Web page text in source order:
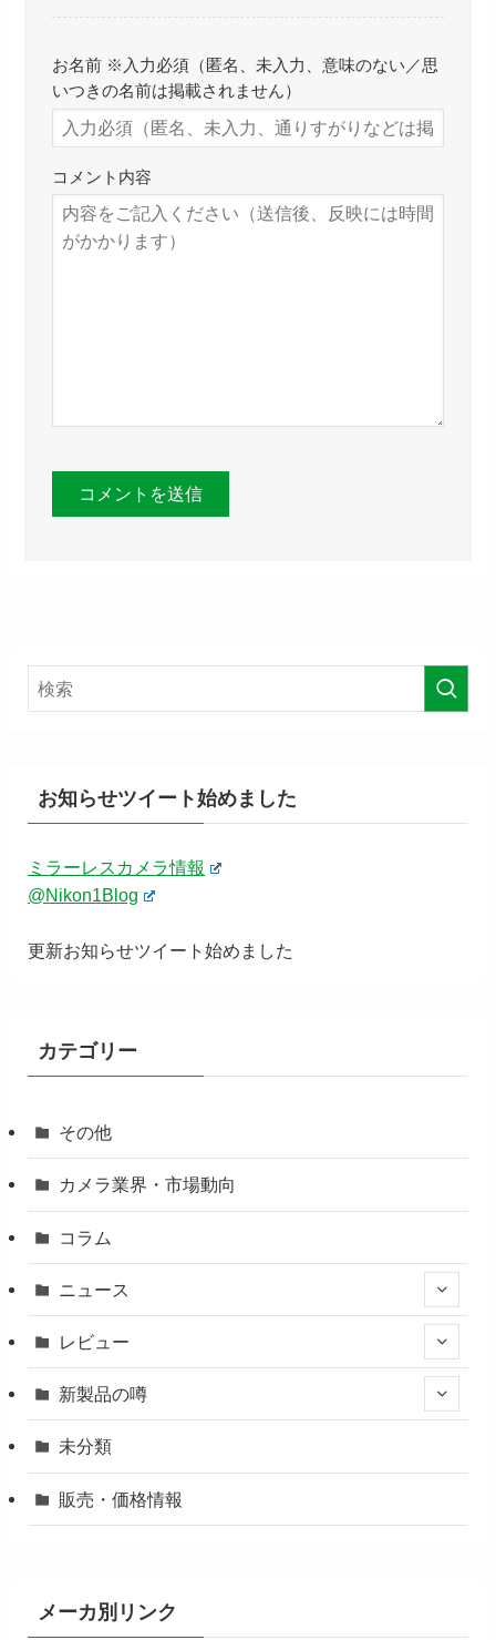
お名前 ※入力必須（匿名、未入力、意味のない／思
いつきの名前は掲載されません）
コメント内容
お知らせツイート始めました
ミラーレスカメラ情報
@Nikon1Blog
更新お知らせツイート始めました
カテゴリー
その他
カメラ業界・市場動向
コラム
ニュース
レビュー
新製品の噂
未分類
販売・価格情報
メーカ別リンク